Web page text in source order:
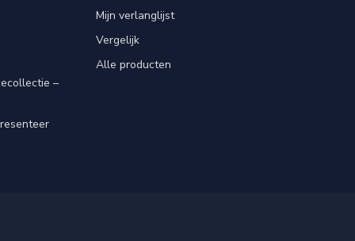
–
Mijn verlanglijst
Vergelijk
Alle producten